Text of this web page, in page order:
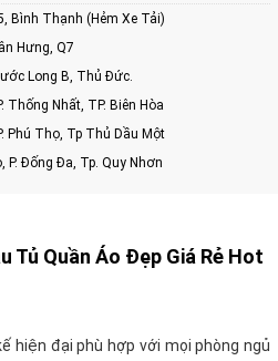
Bình Thạnh (Hẻm Xe Tải)
Hưng, Q7
Long B, Thủ Đức.
Thống Nhất, TP. Biên Hòa
Phú Thọ, Tp Thủ Dầu Một
Đống Đa, Tp. Quy Nhơn
Tủ Quần Áo Đẹp Giá Rẻ Hot
hiện đại phù hợp với mọi phòng ngủ